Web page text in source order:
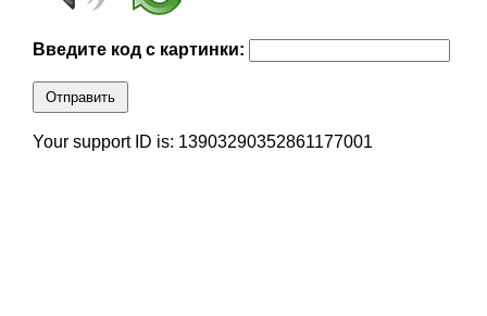
Введите код с картинки:
Отправить
Your support ID is: 13903290352861177001